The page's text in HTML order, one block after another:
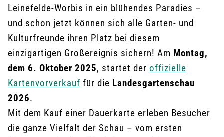
Leinefelde-Worbis in ein blühendes Paradies –
und schon jetzt können sich alle Garten- und
Kulturfreunde ihren Platz bei diesem
einzigartigen Großereignis sichern! Am Montag,
dem 6. Oktober 2025, startet der offizielle
Kartenvorverkauf für die Landesgartenschau
2026.
Mit dem Kauf einer Dauerkarte erleben Besucher
die ganze Vielfalt der Schau – vom ersten